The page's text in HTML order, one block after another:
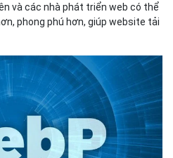
và các nhà phát triển web có thể
phong phú hơn, giúp website tải